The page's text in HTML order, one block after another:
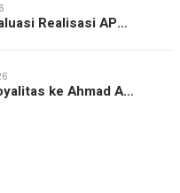
Realisasi AP…
ke Ahmad A…